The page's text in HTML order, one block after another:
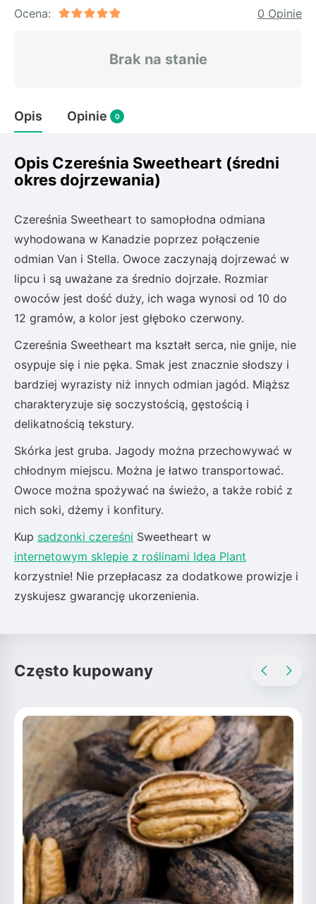
Rudbeckia
Hakonechoa (trawa bambusowa)
Pnącza
Glicynia (wisteria)
Bluszcz
Ewodia (tetradium daniellii)
Ocena:
0 Opinie
Brak na stanie
Opis Opinie 0
Opis Czereśnia Sweetheart (średni
okres dojrzewania)
Czereśnia Sweetheart to samopłodna odmiana
wyhodowana w Kanadzie poprzez połączenie
odmian Van i Stella. Owoce zaczynają dojrzewać w
lipcu i są uważane za średnio dojrzałe. Rozmiar
owoców jest dość duży, ich waga wynosi od 10 do
12 gramów, a kolor jest głęboko czerwony.
Czereśnia Sweetheart ma kształt serca, nie gnije, nie
osypuje się i nie pęka. Smak jest znacznie słodszy i
bardziej wyrazisty niż innych odmian jagód. Miąższ
charakteryzuje się soczystością, gęstością i
delikatnością tekstury.
Skórka jest gruba. Jagody można przechowywać w
chłodnym miejscu. Można je łatwo transportować.
Owoce można spożywać na świeżo, a także robić z
nich soki, dżemy i konfitury.
Kup sadzonki czereśni Sweetheart w
internetowym sklepie z roślinami Idea Plant
korzystnie! Nie przepłacasz za dodatkowe prowizje i
zyskujesz gwarancję ukorzenienia.
Często kupowany